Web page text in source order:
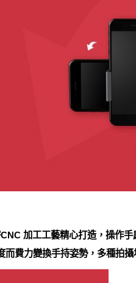
加工工藝精心打造，操作
費力變換手持姿勢，多種拍攝